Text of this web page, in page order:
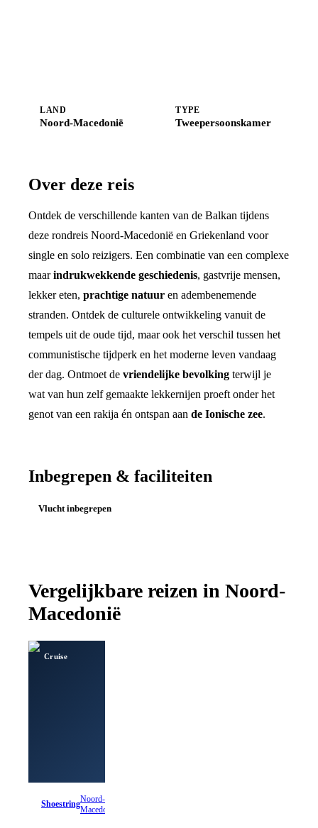
LAND
Noord-Macedonië
TYPE
Tweepersoonskamer
Over deze reis
Ontdek de verschillende kanten van de Balkan tijdens
deze rondreis Noord-Macedonië en Griekenland voor
single en solo reizigers. Een combinatie van een complexe
maarindrukwekkende geschiedenis, gastvrije mensen,
lekker eten, prachtige natuur en adembenemende
stranden. Ontdek de culturele ontwikkeling vanuit de
tempels uit de oude tijd, maar ook het verschil tussen het
communistische tijdperk en het moderne leven vandaag
der dag. Ontmoet de vriendelijke bevolking terwijl je
wat van hun zelf gemaakte lekkernijen proeft onder het
genot van een rakija én ontspan aan de Ionische zee.
Inbegrepen & faciliteiten
Vlucht inbegrepen
Vergelijkbare reizen in Noord-
Macedonië
Cruise
Shoestring
Noord-
Macedonië